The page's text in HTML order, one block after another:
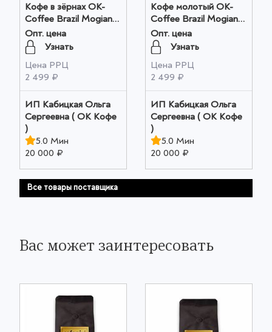
Кофе в зёрнах OK-
Coffee Brazil Mogiana
оптом
Опт. цена
Узнать
Цена РРЦ
2 499 ₽
ИП Кабицкая Ольга
Сергеевна ( ОК Кофе
)
5.0 Мин
20 000 ₽
Кофе молотый OK-
Coffee Brazil Mogiana
оптом
Опт. цена
Узнать
Цена РРЦ
2 499 ₽
ИП Кабицкая Ольга
Сергеевна ( ОК Кофе
)
5.0 Мин
20 000 ₽
Все товары поставщика
Вас может заинтересовать